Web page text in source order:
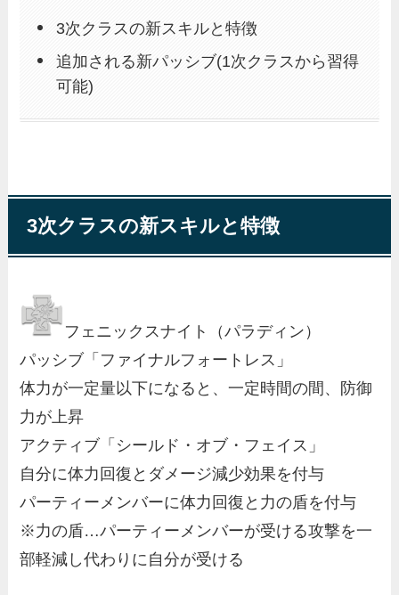
3次クラスの新スキルと特徴
追加される新パッシブ(1次クラスから習得
可能)
3次クラスの新スキルと特徴
フェニックスナイト（パラディン）
パッシブ「ファイナルフォートレス」
体力が一定量以下になると、一定時間の間、防御
力が上昇
アクティブ「シールド・オブ・フェイス」
自分に体力回復とダメージ減少効果を付与
パーティーメンバーに体力回復と力の盾を付与
※力の盾…パーティーメンバーが受ける攻撃を一
部軽減し代わりに自分が受ける